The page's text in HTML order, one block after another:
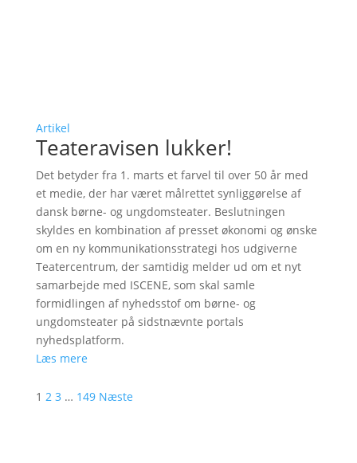
Artikel
Teateravisen lukker!
Det betyder fra 1. marts et farvel til over 50 år med
et medie, der har været målrettet synliggørelse af
dansk børne- og ungdomsteater. Beslutningen
skyldes en kombination af presset økonomi og ønske
om en ny kommunikationsstrategi hos udgiverne
Teatercentrum, der samtidig melder ud om et nyt
samarbejde med ISCENE, som skal samle
formidlingen af nyhedsstof om børne- og
ungdomsteater på sidstnævnte portals
nyhedsplatform.
Læs mere
1 2 3 … 149 Næste